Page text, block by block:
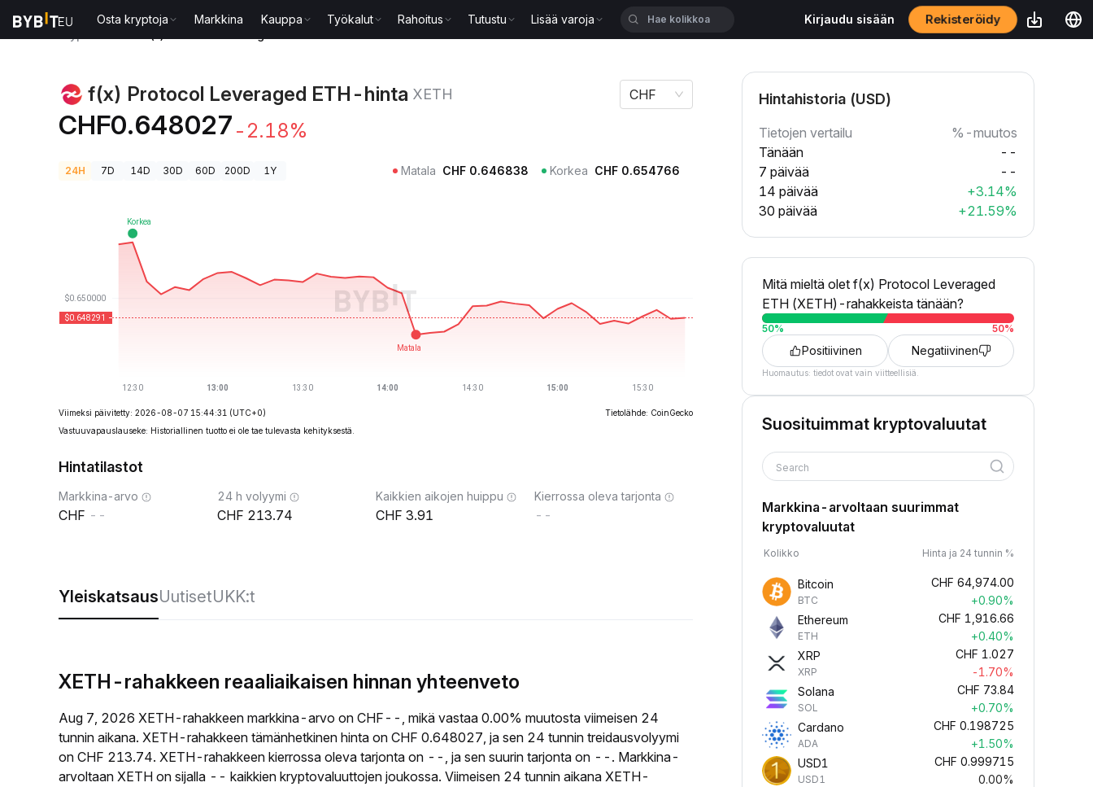
Osta kryptoja Markkina Kauppa Työkalut Rahoitus Tutustu Lisää varoja Kirjaudu sisään Rekisteröidy
f(x) Protocol Leveraged ETH-hinta XETH
CHF0.648027 -2.18%
CHF
24H 7D 14D 30D 60D 200D 1Y Matala CHF 0.646838 Korkea CHF 0.654766
Viimeksi päivitetty: 2026-08-07 15:44:31 (UTC+0)
Tietolähde: CoinGecko
Vastuuvapauslauseke: Historiallinen tuotto ei ole tae tulevasta kehityksestä.
Hintatilastot
Markkina-arvo
--
24 h volyymi
213.74
Kaikkien aikojen huippu
3.91
Kierrossa oleva tarjonta
--
YleiskatsausUutisetUKK:t
XETH-rahakkeen reaaliaikaisen hinnan yhteenveto
Aug 7, 2026 XETH-rahakkeen markkina-arvo on CHF--, mikä vastaa 0.00% muutosta viimeisen 24
tunnin aikana. XETH-rahakkeen tämänhetkinen hinta on CHF 0.648027, ja sen 24 tunnin treidausvolyymi
on CHF 213.74. XETH-rahakkeen kierrossa oleva tarjonta on --, ja sen suurin tarjonta on --. Markkina-
arvoltaan XETH on sijalla -- kaikkien kryptovaluuttojen joukossa. Viimeisen 24 tunnin aikana XETH-
Hintahistoria (USD)
Tietojen vertailu
%-muutos
Tänään
--
7 päivää
--
14 päivää
+3.14%
30 päivää
+21.59%
Mitä mieltä olet f(x) Protocol Leveraged
ETH (XETH)-rahakkeista tänään?
50% 50%
Positiivinen Negatiivinen
Huomautus: tiedot ovat vain viitteellisiä.
Suosituimmat kryptovaluutat
Search
Markkina-arvoltaan suurimmat
kryptovaluutat
Kolikko Hinta ja 24 tunnin %
Bitcoin
BTC
CHF 64,974.00
+0.90%
Ethereum
ETH
CHF 1,916.66
+0.40%
XRP
XRP
CHF 1.027
-1.70%
Solana
SOL
CHF 73.84
+0.70%
Cardano
ADA
CHF 0.198725
+1.50%
USD1
USD1
CHF 0.999715
0.00%